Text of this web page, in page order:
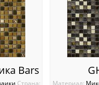
Bars
Cтрана:
Материал: